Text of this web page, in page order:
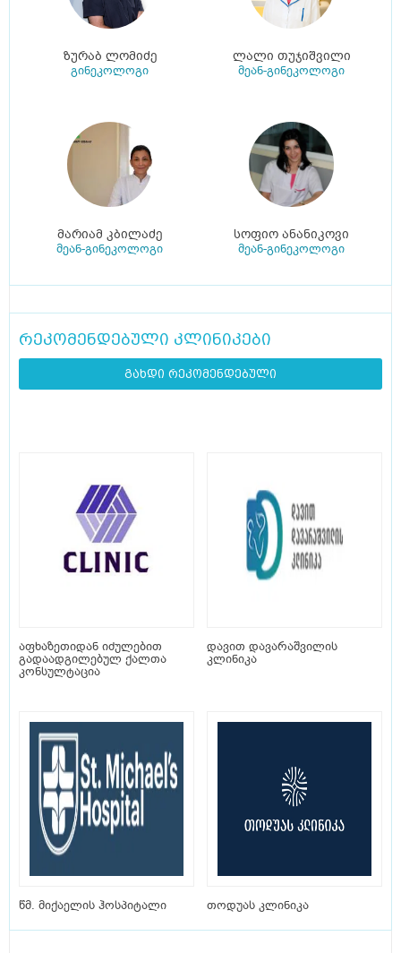
ზურაბ ლომიძე
გინეკოლოგი
ლალი თუჯიშვილი
მეან-გინეკოლოგი
მარიამ კბილაძე
მეან-გინეკოლოგი
სოფიო ანანიკოვი
მეან-გინეკოლოგი
რეკომენდებული კლინიკები
გახდი რეკომენდებული
აფხაზეთიდან იძულებით
გადაადგილებულ ქალთა
კონსულტაცია
დავით დავარაშვილის
კლინიკა
წმ. მიქაელის ჰოსპიტალი თოდუას კლინიკა